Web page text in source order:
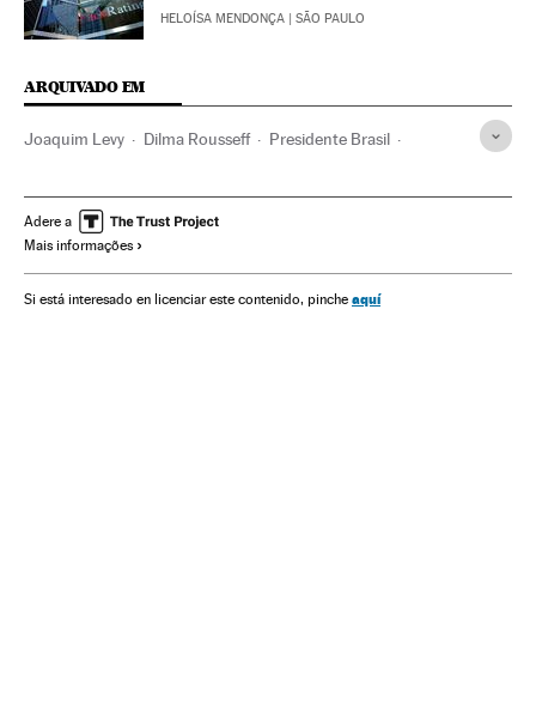
HELOÍSA MENDONÇA | SÃO PAULO
ARQUIVADO EM
Joaquim Levy Dilma Rousseff Presidente Brasil
Política econômica Déficit público
Economia
Governo Brasil Governo Administração Estado
Adere a
Mais informações
Si está interesado en licenciar este contenido, pinche aquí